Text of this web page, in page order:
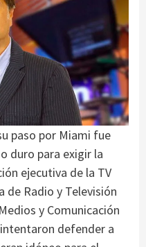
paso por Miami fue
duro para exigir la
ejecutiva de la TV
de Radio y Televisión
y Comunicación
defender a